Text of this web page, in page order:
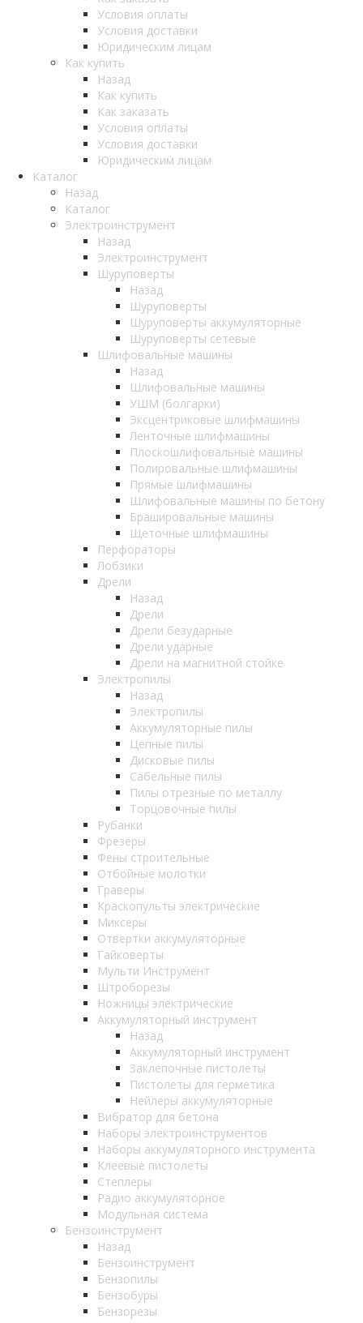
Условия оплаты
Условия доставки
Юридическим лицам
Как купить
Назад
Как купить
Как заказать
Условия оплаты
Условия доставки
Юридическим лицам
Каталог
Назад
Каталог
Электроинструмент
Назад
Электроинструмент
Шуруповерты
Назад
Шуруповерты
Шуруповерты аккумуляторные
Шуруповерты сетевые
Шлифовальные машины
Назад
Шлифовальные машины
УШМ (болгарки)
Эксцентриковые шлифмашины
Ленточные шлифмашины
Плоскошлифовальные машины
Полировальные шлифмашины
Прямые шлифмашины
Шлифовальные машины по бетону
Брашировальные машины
Щеточные шлифмашины
Перфораторы
Лобзики
Дрели
Назад
Дрели
Дрели безударные
Дрели ударные
Дрели на магнитной стойке
Электропилы
Назад
Электропилы
Аккумуляторные пилы
Цепные пилы
Дисковые пилы
Сабельные пилы
Пилы отрезные по металлу
Торцовочные пилы
Рубанки
Фрезеры
Фены строительные
Отбойные молотки
Граверы
Краскопульты электрические
Миксеры
Отвертки аккумуляторные
Гайковерты
Мульти Инструмент
Штроборезы
Ножницы электрические
Аккумуляторный инструмент
Назад
Аккумуляторный инструмент
Заклепочные пистолеты
Пистолеты для герметика
Нейлеры аккумуляторные
Вибратор для бетона
Наборы электроинструментов
Наборы аккумуляторного инструмента
Клеевые пистолеты
Степлеры
Радио аккумуляторное
Модульная система
Бензоинструмент
Назад
Бензоинструмент
Бензопилы
Бензобуры
Бензорезы